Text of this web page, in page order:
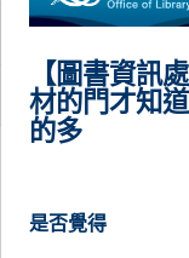
【圖書資訊
材的門才知
的多
是否覺得